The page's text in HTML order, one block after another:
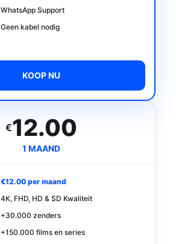
WhatsApp Support
Geen kabel nodig
KOOP NU
€12.00
1 MAAND
€12.00 per maand
4K, FHD, HD & SD Kwaliteit
+30.000 zenders
+150.000 films en series